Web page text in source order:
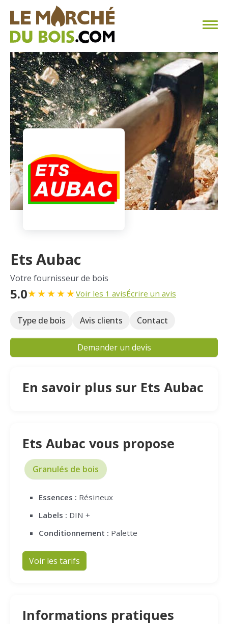
CHAUFFAGE AU BOIS
FAQ
CALCULER SA CONSOMMATION
TROUVER SON FOURNISSEUR
BLOG
ESPACE PRO
Ets Aubac
Votre fournisseur de bois
5.0★★★★★Voir les 1 avisÉcrire un avis
Type de bois Avis clients Contact
Demander un devis
En savoir plus sur Ets Aubac
Ets Aubac vous propose
Granulés de bois
Essences : Résineux
Labels : DIN +
Conditionnement : Palette
Voir les tarifs
Informations pratiques